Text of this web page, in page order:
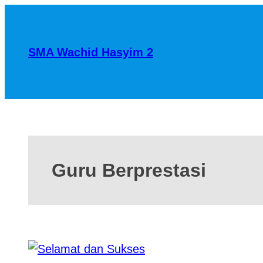
SMA Wachid Hasyim 2
Guru Berprestasi